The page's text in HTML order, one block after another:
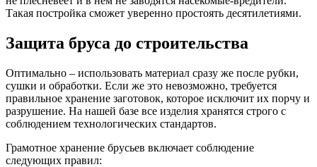
Такая постройка сможет уверенно простоять десятилетиями.
Защита бруса до строительства
Оптимально – использовать материал сразу же после рубки,
сушки и обработки. Если же это невозможно, требуется
правильное хранение заготовок, которое исключит их порчу и
разрушение. На нашей базе все изделия хранятся строго с
соблюдением технологических стандартов.
Грамотное хранение брусьев включает соблюдение
следующих правил: